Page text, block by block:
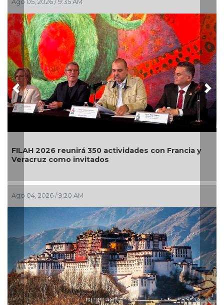
con Francia y
El primer Encuentro
llega a Bellas Artes
Previous